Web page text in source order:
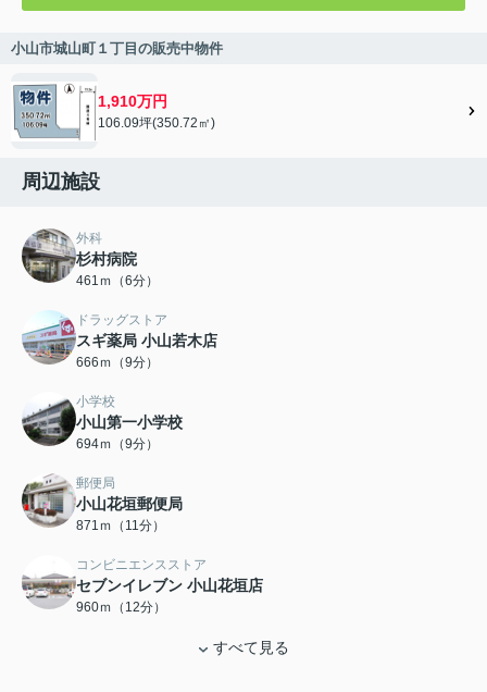
小山市城山町１丁目の販売中物件
1,910万円
106.09坪(350.72㎡)
周辺施設
外科
杉村病院
461ｍ（6分）
ドラッグストア
スギ薬局 小山若木店
666ｍ（9分）
小学校
小山第一小学校
694ｍ（9分）
郵便局
小山花垣郵便局
871ｍ（11分）
コンビニエンスストア
セブンイレブン 小山花垣店
960ｍ（12分）
すべて見る